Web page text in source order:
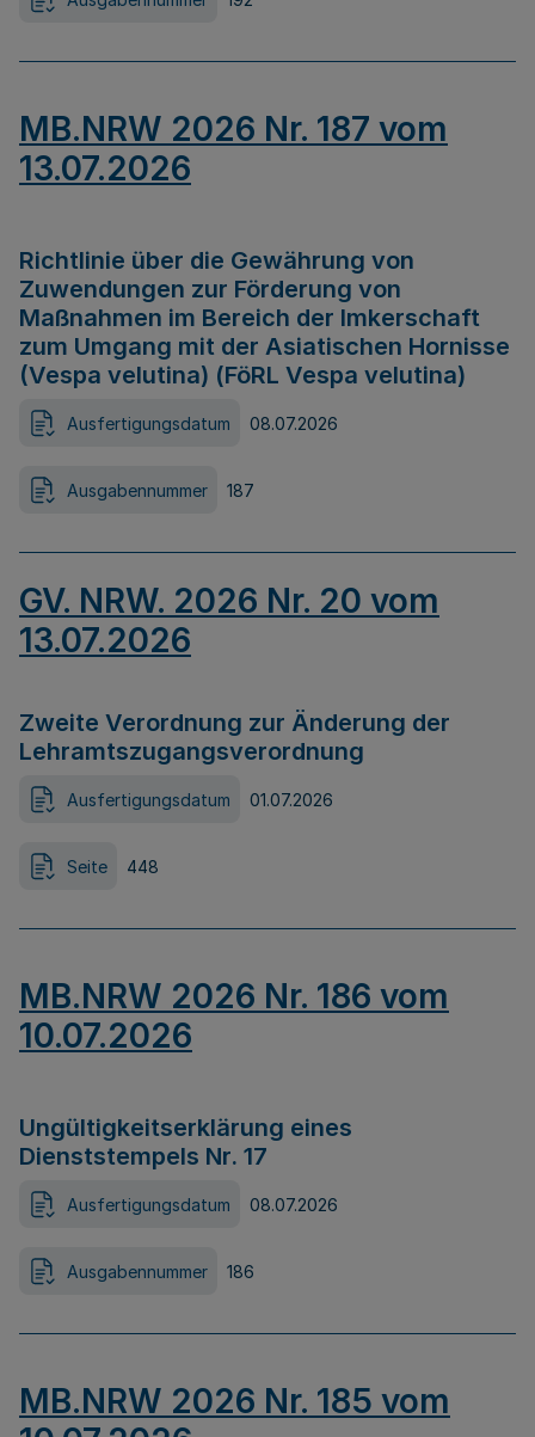
MB.NRW 2026 Nr. 187 vom
13.07.2026
Richtlinie über die Gewährung von
Zuwendungen zur Förderung von
Maßnahmen im Bereich der Imkerschaft
zum Umgang mit der Asiatischen Hornisse
(Vespa velutina) (FöRL Vespa velutina)
Ausfertigungsdatum 08.07.2026
Ausgabennummer 187
GV. NRW. 2026 Nr. 20 vom
13.07.2026
Zweite Verordnung zur Änderung der
Lehramtszugangsverordnung
Ausfertigungsdatum 01.07.2026
Seite 448
MB.NRW 2026 Nr. 186 vom
10.07.2026
Ungültigkeitserklärung eines
Dienststempels Nr. 17
Ausfertigungsdatum 08.07.2026
Ausgabennummer 186
MB.NRW 2026 Nr. 185 vom